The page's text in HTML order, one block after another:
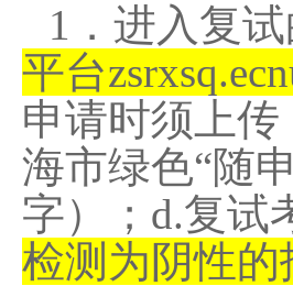
1 ．进入复
平台
申请时须上传
海市绿色“随
字）； d.复试
检测为阴性的